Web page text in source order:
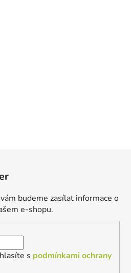
budeme zasílat informace o
e-shopu.
s podmínkami ochrany